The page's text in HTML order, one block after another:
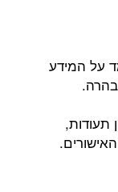
על המידע
תעודות,